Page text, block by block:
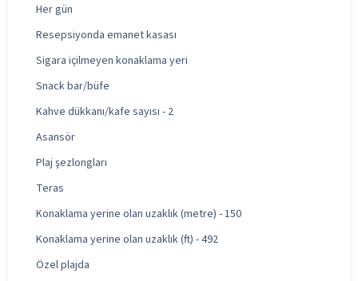
Her gün
Resepsiyonda emanet kasası
Sigara içilmeyen konaklama yeri
Snack bar/büfe
Kahve dükkanı/kafe sayısı - 2
Asansör
Plaj şezlongları
Teras
Konaklama yerine olan uzaklık (metre) - 150
Konaklama yerine olan uzaklık (ft) - 492
Özel plajda